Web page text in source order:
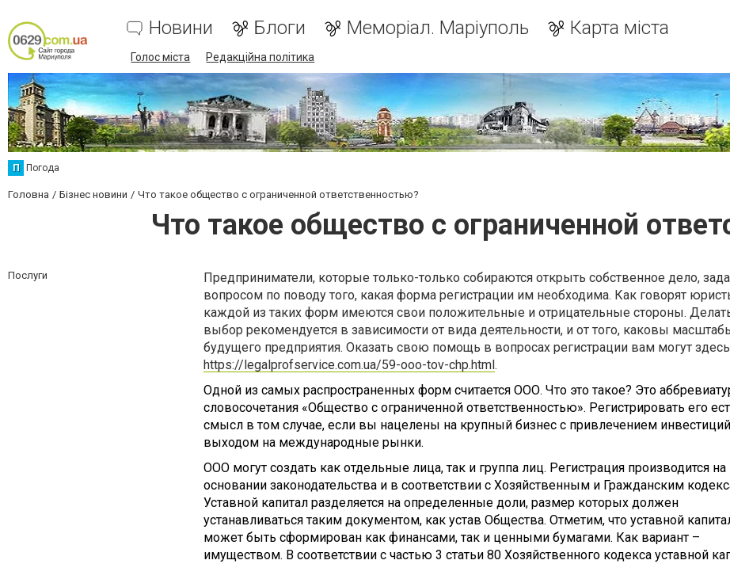
Новини Блоги Меморіал. Маріуполь Карта міста
Голос міста Редакційна політика
П Погода
Головна Бізнес новини Что такое общество с ограниченной ответственностью?
Что такое общество с ограниченной
Послуги
Предприниматели, которые только-только собираются открыть собственное дело,
вопросом по поводу того, какая форма регистрации им необходима. Как говорят
каждой из таких форм имеются свои положительные и отрицательные стороны.
выбор рекомендуется в зависимости от вида деятельности, и от того, каковы
будущего предприятия. Оказать свою помощь в вопросах регистрации вам могут
https://legalprofservice.com.ua/59-ooo-tov-chp.html.
Одной из самых распространенных форм считается ООО. Что это такое? Это
словосочетания «Общество с ограниченной ответственностью». Регистрировать его
смысл в том случае, если вы нацелены на крупный бизнес с привлечением
выходом на международные рынки.
ООО могут создать как отдельные лица, так и группа лиц. Регистрация производится на
основании законодательства и в соответствии с Хозяйственным и Гражданским
Уставной капитал разделяется на определенные доли, размер которых должен
устанавливаться таким документом, как устав Общества. Отметим, что уставной
может быть сформирован как финансами, так и ценными бумагами. Как вариант –
имуществом. В соответствии с частью 3 статьи 80 Хозяйственного кодекса уставной